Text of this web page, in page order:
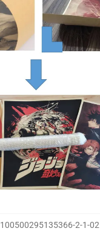
100500295135366-2-1-02